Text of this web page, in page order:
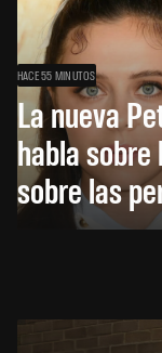
HACE 55 MINUTOS
La nueva
habla sobre
sobre las